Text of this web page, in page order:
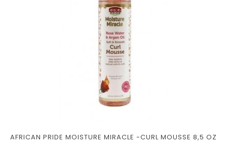
AFRICAN PRIDE MOISTURE MIRACLE -CURL MOUSSE 8,5 OZ